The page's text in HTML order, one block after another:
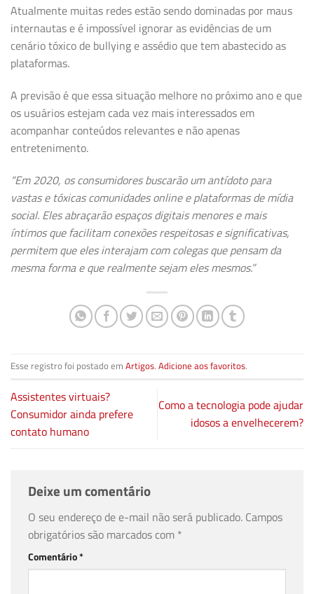
Atualmente muitas redes estão sendo dominadas por maus
internautas e é impossível ignorar as evidências de um
cenário tóxico de bullying e assédio que tem abastecido as
plataformas.
A previsão é que essa situação melhore no próximo ano e que
os usuários estejam cada vez mais interessados em
acompanhar conteúdos relevantes e não apenas
entretenimento.
“Em 2020, os consumidores buscarão um antídoto para
vastas e tóxicas comunidades online e plataformas de mídia
social. Eles abraçarão espaços digitais menores e mais
íntimos que facilitam conexões respeitosas e significativas,
permitem que eles interajam com colegas que pensam da
mesma forma e que realmente sejam eles mesmos.”
Esse registro foi postado em Artigos. Adicione aos favoritos.
Assistentes virtuais?
Consumidor ainda prefere
contato humano
Como a tecnologia pode ajudar
idosos a envelhecerem?
Deixe um comentário
O seu endereço de e-mail não será publicado. Campos
obrigatórios são marcados com *
Comentário*